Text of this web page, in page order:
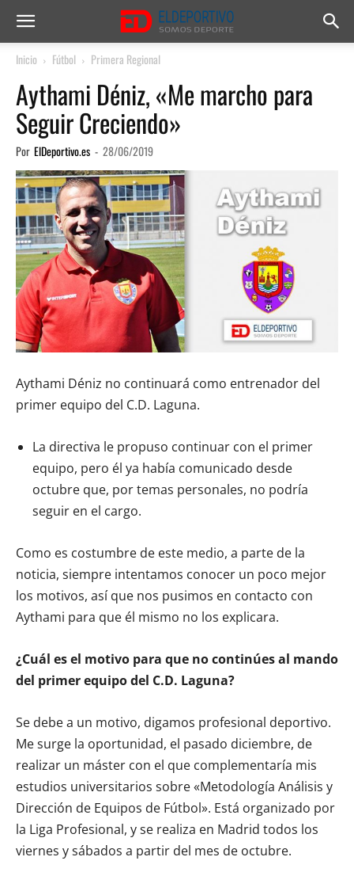
Inicio Fútbol Primera Regional
Aythami Déniz, «Me marcho para
Seguir Creciendo»
Por ElDeportivo.es - 28/06/2019
Aythami Déniz no continuará como entrenador del
primer equipo del C.D. Laguna.
La directiva le propuso continuar con el primer
equipo, pero él ya había comunicado desde
octubre que, por temas personales, no podría
seguir en el cargo.
Como es costumbre de este medio, a parte de la
noticia, siempre intentamos conocer un poco mejor
los motivos, así que nos pusimos en contacto con
Aythami para que él mismo no los explicara.
¿Cuál es el motivo para que no continúes al mando
del primer equipo del C.D. Laguna?
Se debe a un motivo, digamos profesional deportivo.
Me surge la oportunidad, el pasado diciembre, de
realizar un máster con el que complementaría mis
estudios universitarios sobre «Metodología Análisis y
Dirección de Equipos de Fútbol». Está organizado por
la Liga Profesional, y se realiza en Madrid todos los
viernes y sábados a partir del mes de octubre.